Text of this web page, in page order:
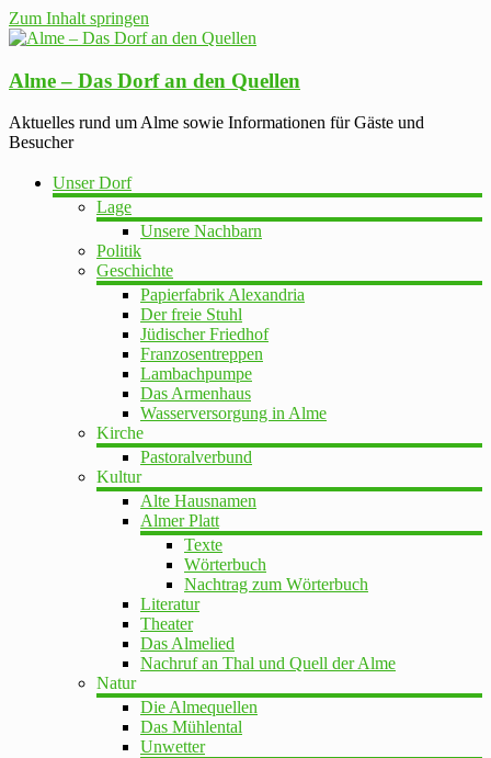
Zum Inhalt springen
Alme – Das Dorf an den Quellen
Aktuelles rund um Alme sowie Informationen für Gäste und
Besucher
Unser Dorf
Lage
Unsere Nachbarn
Politik
Geschichte
Papierfabrik Alexandria
Der freie Stuhl
Jüdischer Friedhof
Franzosentreppen
Lambachpumpe
Das Armenhaus
Wasserversorgung in Alme
Kirche
Pastoralverbund
Kultur
Alte Hausnamen
Almer Platt
Texte
Wörterbuch
Nachtrag zum Wörterbuch
Literatur
Theater
Das Almelied
Nachruf an Thal und Quell der Alme
Natur
Die Almequellen
Das Mühlental
Unwetter